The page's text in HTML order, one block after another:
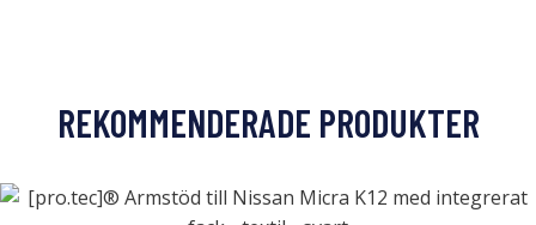
REKOMMENDERADE PRODUKTER